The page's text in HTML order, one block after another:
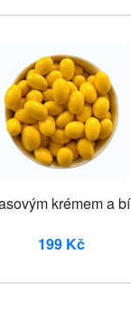
krémem a
199 Kč